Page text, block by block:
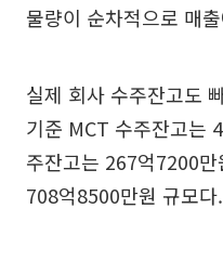
물량이 순차적으로 매
실제 회사 수주잔고도
기준 MCT 수주잔고는
주잔고는 267억7200
708억8500만원 규모다.